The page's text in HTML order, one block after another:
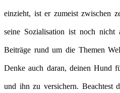
einzieht, ist er zumeist zwischen
seine Sozialisation ist noch nicht
Beiträge rund um die Themen
Denke auch daran, deinen Hund
und ihn zu versichern. Beachtest